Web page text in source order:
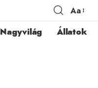
Aa
Nagyvilág Állatok